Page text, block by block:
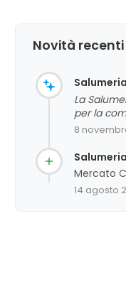
Novità
La
per la
regionali,
8
Mercato
14 agosto